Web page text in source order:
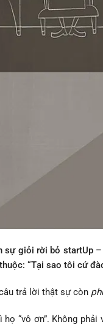
giỏi rời bỏ startUp –
“Tại sao tôi cứ
trả lời thật sự còn
“vô ơn”. Không phải